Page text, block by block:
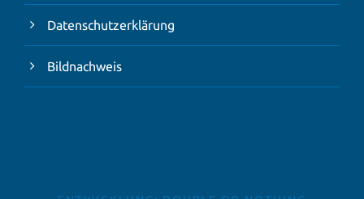
Datenschutzerklärung
Bildnachweis